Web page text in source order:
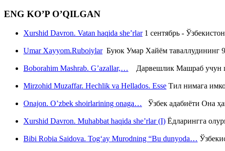
ENG KO’P O’QILGAN
Xurshid Davron. Vatan haqida she’rlar1 сентябрь -
Umar Xayyom.RuboiylarБуюк Умар Хайём таваллудининг
Boborahim Mashrab. G’azallar,… Дарвешлик Машраб учун
Mirzohid Muzaffar. Hechlik va Hellados. Esse Тил нимага
Onajon. O’zbek shoirlarining onaga… Ўзбек адабиёти Она
Xurshid Davron. Muhabbat haqida she’rlar (I) Ёдларингга
Bibi Robia Saidova. Tog‘ay Murodning “Bu dunyoda…